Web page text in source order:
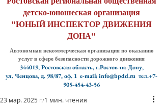
детско-юношеская организация
"ЮНЫЙ ИНСПЕКТОР ДВИЖЕНИЯ
ДОНА"
Автономная некоммерческая организация по оказанию
услуг в сфере безопасности дорожного движения
344019, Ростовская область, г.Ростов-на-Дону,
ул. Ченцова, д. 98/87, оф. 1 e-mail: info@bpdd.ru тел.+7-
905-454-43-56
23 мар. 2025 г. 1 мин. чтения